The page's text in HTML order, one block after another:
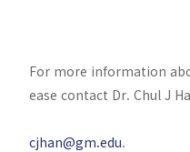
For more information
ease contact Dr. Chul J
cjhan@gm.edu.